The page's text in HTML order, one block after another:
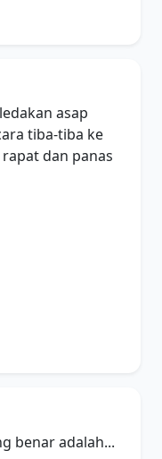
asap
tiba-tiba ke
dan panas
benar adalah...